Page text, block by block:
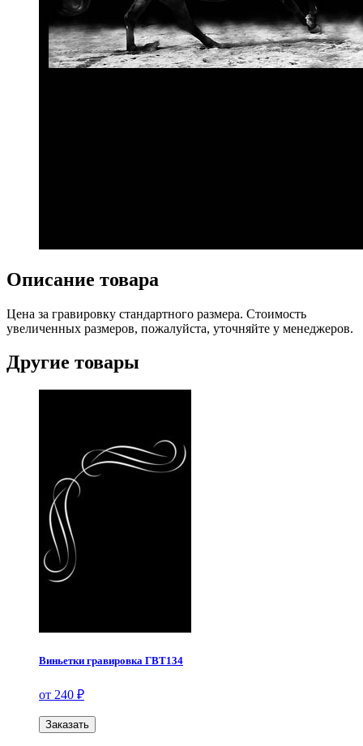
Описание товара
Цена за гравировку стандартного размера. Стоимость
увеличенных размеров, пожалуйста, уточняйте у менеджеров.
Другие товары
Виньетки гравировка ГВТ134
от 240 ₽
Заказать